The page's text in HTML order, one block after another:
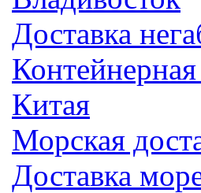
Доставка
Китая
Морская
Доставка